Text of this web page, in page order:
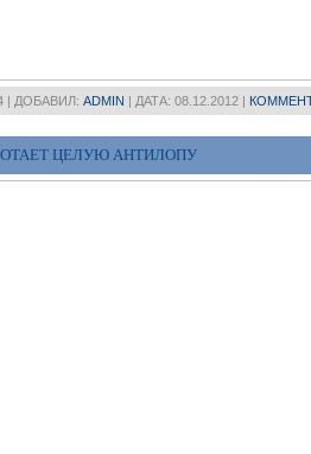
| ДОБАВИЛ: ADMIN | ДАТА: 08.12.2012 |
ЦЕЛУЮ АНТИЛОПУ